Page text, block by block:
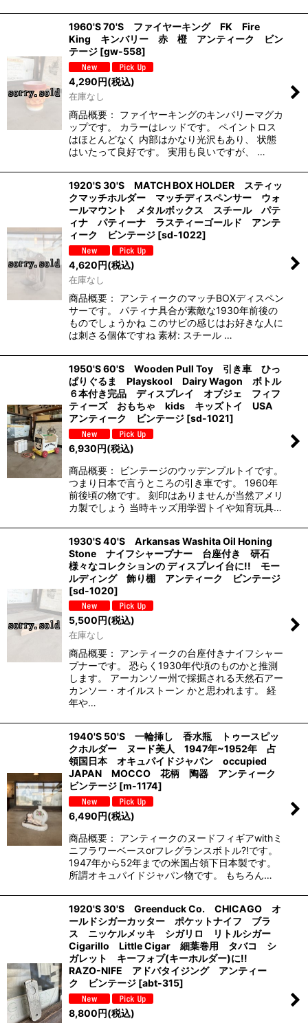
1960'S 70'S ファイヤーキング FK Fire
King キンバリー 赤 橙 アンティーク ビン
テージ [gw-558]
4,290円(税込)
在庫なし
商品概要： ファイヤーキングのキンバリーマグカ
ップです。 カラーはレッドです。 ペイントロス
はほとんどなく 内部はかなり光沢もあり、 状態
はいたって良好です。 実用も良いですが、 …
1920'S 30'S MATCH BOX HOLDER スティッ
クマッチホルダー マッチディスペンサー ウォ
ールマウント メタルボックス スチール パテ
ィナ パティーナ ラスティーゴールド アンテ
ィーク ビンテージ [sd-1022]
4,620円(税込)
在庫なし
商品概要： アンティークのマッチBOXディスペン
サーです。 パティナ具合が素敵な1930年前後の
ものでしょうかね このサビの感じはお好きな人に
は刺さる個体ですね 素材: スチール …
1950'S 60'S Wooden Pull Toy 引き車 ひっ
ぱりぐるま Playskool Dairy Wagon ボトル
６本付き完品 ディスプレイ オブジェ フィフ
ティーズ おもちゃ kids キッズトイ USA
アンティーク ビンテージ [sd-1021]
6,930円(税込)
商品概要： ビンテージのウッデンプルトイです。
つまり日本で言うところの引き車です。 1960年
前後頃の物です。 刻印はありませんが当然アメリ
カ製でしょう 当時キッズ用学習トイや知育玩具…
1930'S 40'S Arkansas Washita Oil Honing
Stone ナイフシャープナー 台座付き 研石
様々なコレクションの ディスプレイ台に!! モー
ルディング 飾り棚 アンティーク ビンテージ
[sd-1020]
5,500円(税込)
在庫なし
商品概要： アンティークの台座付きナイフシャー
プナーです。 恐らく1930年代頃のものかと推測
します。 アーカンソー州で採掘される天然石アー
カンソー・オイルストーン かと思われます。 経
年や…
1940'S 50'S 一輪挿し 香水瓶 トゥースピッ
クホルダー ヌード美人 1947年~1952年 占
領国日本 オキュパイドジャパン occupied
JAPAN MOCCO 花柄 陶器 アンティーク
ビンテージ [m-1174]
6,490円(税込)
商品概要： アンティークのヌードフィギアwithミ
ニフラワーベースorフレグランスボトル?!です。
1947年から52年までの米国占領下日本製です。
所謂オキュパイドジャパン物です。 もちろん…
1920'S 30'S Greenduck Co. CHICAGO オ
ールドシガーカッター ポケットナイフ ブラ
ス ニッケルメッキ シガリロ リトルシガー
Cigarillo Little Cigar 細葉巻用 タバコ シ
ガレット キーフォブ(キーホルダー)に!!
RAZO-NIFE アドバタイジング アンティー
ク ビンテージ [abt-315]
8,800円(税込)